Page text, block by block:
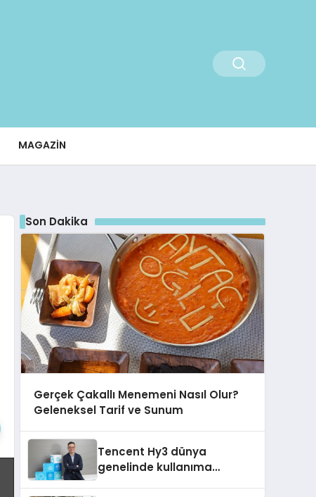
MAGAZIN
Son Dakika
Gerçek Çakallı Menemeni Nasıl Olur?
Geleneksel Tarif ve Sunum
Tencent Hy3 dünya
genelinde kullanıma